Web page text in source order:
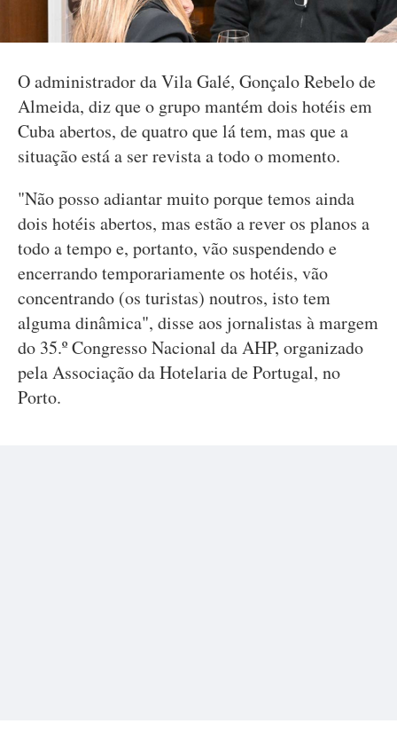
O administrador da Vila Galé, Gonçalo Rebelo de
Almeida, diz que o grupo mantém dois hotéis em
Cuba abertos, de quatro que lá tem, mas que a
situação está a ser revista a todo o momento.
"Não posso adiantar muito porque temos ainda
dois hotéis abertos, mas estão a rever os planos a
todo a tempo e, portanto, vão suspendendo e
encerrando temporariamente os hotéis, vão
concentrando (os turistas) noutros, isto tem
alguma dinâmica", disse aos jornalistas à margem
do 35.º Congresso Nacional da AHP, organizado
pela Associação da Hotelaria de Portugal, no
Porto.